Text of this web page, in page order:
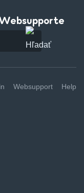
Websupport Help